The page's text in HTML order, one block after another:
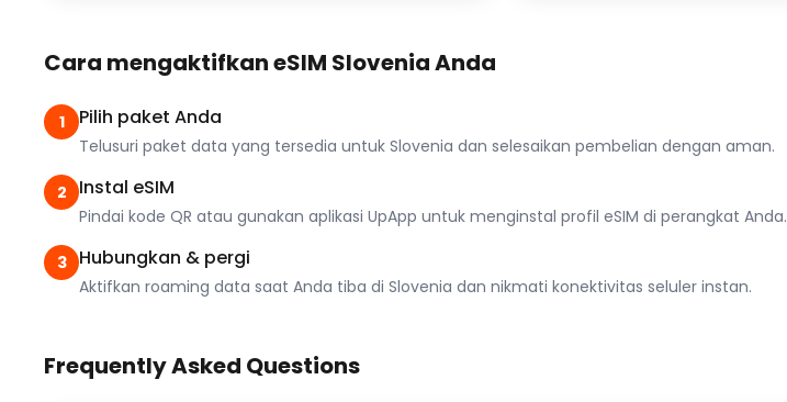
Cara mengaktifkan eSIM Slovenia Anda
1 Pilih paket Anda
Telusuri paket data yang tersedia untuk Slovenia dan selesaikan pembelian dengan aman.
2 Instal eSIM
Pindai kode QR atau gunakan aplikasi UpApp untuk menginstal profil eSIM di perangkat Anda.
3 Hubungkan & pergi
Aktifkan roaming data saat Anda tiba di Slovenia dan nikmati konektivitas seluler instan.
Frequently Asked Questions